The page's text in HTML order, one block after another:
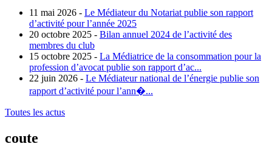
11 mai 2026 - Le Médiateur du Notariat publie son rapport
d’activité pour l’année 2025
20 octobre 2025 - Bilan annuel 2024 de l’activité des
membres du club
15 octobre 2025 - La Médiatrice de la consommation pour la
profession d’avocat publie son rapport d’ac...
22 juin 2026 - Le Médiateur national de l’énergie publie son
rapport d’activité pour l’ann�...
Toutes les actus
coute